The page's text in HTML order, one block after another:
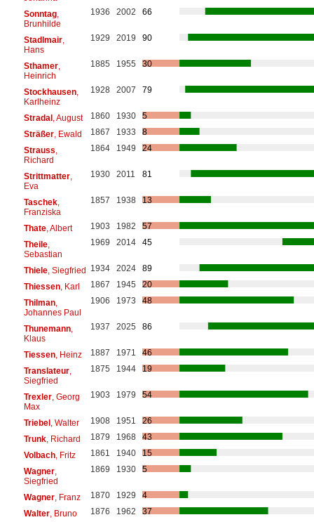
Sonntag,
Brunhilde
1936 2002 66
Stadlmair,
Hans
1929 2019 90
Sthamer,
Heinrich
1885 1955 30
Stockhausen,
Karlheinz
1928 2007 79
Stradal, August 1860 1930
5
Sträßer, Ewald 1867 1933
8
Strauss
Richard
1864 1949 24
Strittmatter,
Eva
1930 2011 81
Taschek,
Franziska
1857 1938 13
Thate, Albert 1903 1982
57
Theile,
Sebastian
1969 2014 45
Thiele, Siegfried 1934 2024
89
Thiessen, Karl 1867 1945
20
Thilman,
Johannes Paul
1906 1973 48
Thunemann,
Klaus
1937 2025 86
Tiessen, Heinz 1887 1971
46
Translateur,
Siegfried
1875 1944 19
Trexler, Georg
Max
1903 1979 54
Triebel, Walter 1908 1951
26
Trunk, Richard 1879 1968
43
Volbach, Fritz 1861 1940
15
Wagner,
Siegfried
1869 1930 5
Wagner, Franz 1870 1929
4
Walter, Bruno 1876 1962
37